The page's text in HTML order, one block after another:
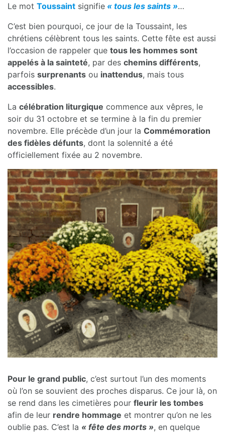
Le mot Toussaint signifie « tous les saints »…
C’est bien pourquoi, ce jour de la Toussaint, les
chrétiens célèbrent tous les saints. Cette fête est aussi
l’occasion de rappeler que tous les hommes sont
appelés à la sainteté, par des chemins différents,
parfois surprenants ou inattendus, mais tous
accessibles.
La célébration liturgique commence aux vêpres, le
soir du 31 octobre et se termine à la fin du premier
novembre. Elle précède d’un jour la Commémoration
des fidèles défunts, dont la solennité a été
officiellement fixée au 2 novembre.
Pour le grand public, c’est surtout l’un des moments
où l’on se souvient des proches disparus. Ce jour là, on
se rend dans les cimetières pour fleurir les tombes
afin de leur rendre hommage et montrer qu’on ne les
oublie pas. C’est la « fête des morts », en quelque